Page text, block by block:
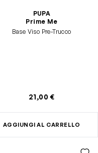
PUPA
Prime Me
Base Viso Pre-Trucco
21,00 €
AGGIUNGI AL CARRELLO